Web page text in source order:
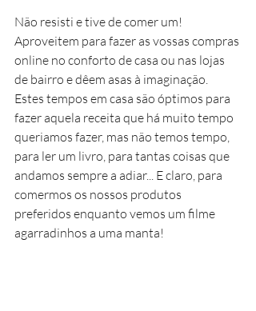
Não resisti e tive de comer um!
Aproveitem para fazer as vossas compras
online no conforto de casa ou nas lojas
de bairro e dêem asas à imaginação.
Estes tempos em casa são óptimos para
fazer aquela receita que há muito tempo
queriamos fazer, mas não temos tempo,
para ler um livro, para tantas coisas que
andamos sempre a adiar... E claro, para
comermos os nossos produtos
preferidos enquanto vemos um filme
agarradinhos a uma manta!